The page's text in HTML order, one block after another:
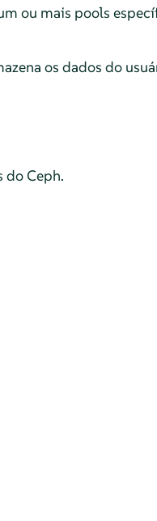
ou mais pools
os dados do
do Ceph.